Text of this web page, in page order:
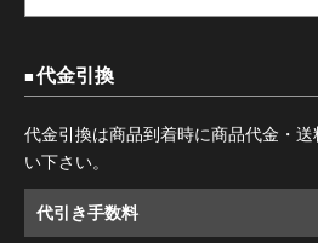
代金引換
代金引換は商品到着時に商品代金・
い下さい。
代引き手数料